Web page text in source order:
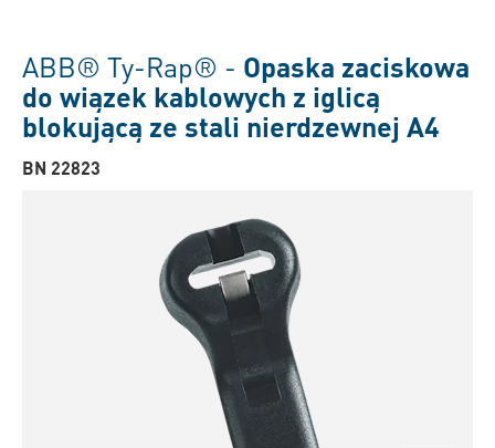
ABB® Ty-Rap® - Opaska zaciskowa
do wiązek kablowych z iglicą
blokującą ze stali nierdzewnej A4
BN 22823